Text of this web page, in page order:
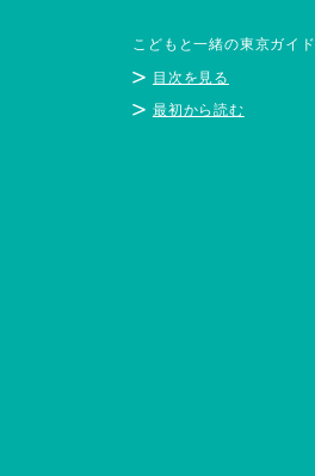
こどもと一緒の東京ガイド
目次を見る
最初から読む